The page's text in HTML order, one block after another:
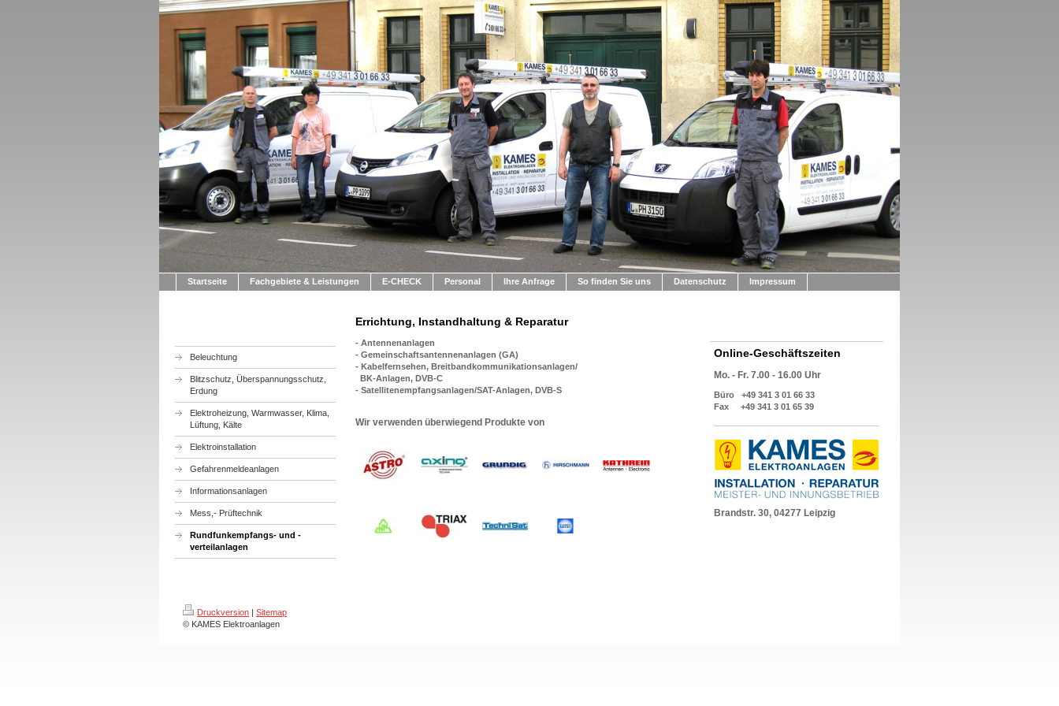
Startseite Fachgebiete & Leistungen E-CHECK Personal Ihre Anfrage So finden Sie uns Datenschutz Impressum
Beleuchtung
Blitzschutz, Überspannungsschutz,
Erdung
Elektroheizung, Warmwasser, Klima,
Lüftung, Kälte
Elektroinstallation
Gefahrenmeldeanlagen
Informationsanlagen
Mess,- Prüftechnik
Rundfunkempfangs- und -
verteilanlagen
Errichtung, Instandhaltung & Reparatur
- Antennenanlagen
- Gemeinschaftsantennenanlagen (GA)
- Kabelfernsehen, Breitbandkommunikationsanlagen/
BK-Anlagen, DVB-C
- Satellitenempfangsanlagen/SAT-Anlagen, DVB-S
Wir verwenden überwiegend Produkte von
Online-Geschäftszeiten
Mo. - Fr. 7.00 - 16.00 Uhr
Büro +49 341 3 01 66 33
Fax +49 341 3 01 65 39
Brandstr. 30, 04277 Leipzig
Druckversion | Sitemap
© KAMES Elektroanlagen